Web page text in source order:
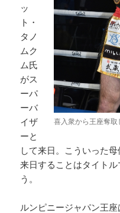
喜入衆から王座奪
ッ
ト・
タノ
ムク
ム氏
がス
ーパ
ーバ
イザ
ーと
して来日。こういった
来日することはタイト
う。
ルンピニージャパン王